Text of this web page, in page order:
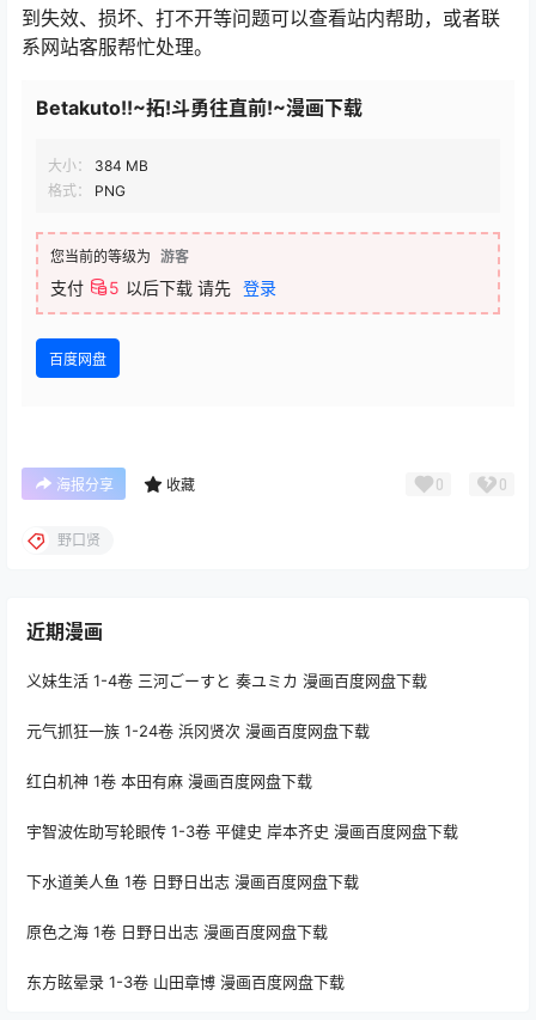
到失效、损坏、打不开等问题可以查看站内帮助，或者联
系网站客服帮忙处理。
Betakuto!!~拓!斗勇往直前!~漫画下载
大小：
384 MB
格式：
PNG
您当前的等级为 游客
支付 5 以后下载 请先 登录
百度网盘
海报分享 收藏 0 0
野口贤
近期漫画
义妹生活 1-4卷 三河ごーすと 奏ユミカ 漫画百度网盘下载
元气抓狂一族 1-24卷 浜冈贤次 漫画百度网盘下载
红白机神 1卷 本田有麻 漫画百度网盘下载
宇智波佐助写轮眼传 1-3卷 平健史 岸本齐史 漫画百度网盘下载
下水道美人鱼 1卷 日野日出志 漫画百度网盘下载
原色之海 1卷 日野日出志 漫画百度网盘下载
东方眩晕录 1-3卷 山田章博 漫画百度网盘下载